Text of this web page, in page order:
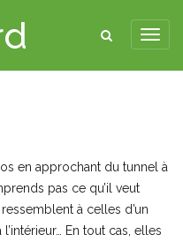
en approchant du tunnel à
pas ce qu’il veut
à celles d’un
En tout cas, elles